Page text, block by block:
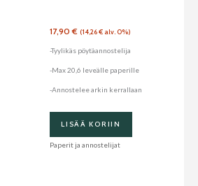
17,90€ (14,26€ alv. 0%)
-Tyylikäs pöytäannostelija
-Max 20,6 leveälle paperille
-Annostelee arkin kerrallaan
LISÄÄ KORIIN
Paperit ja annostelijat